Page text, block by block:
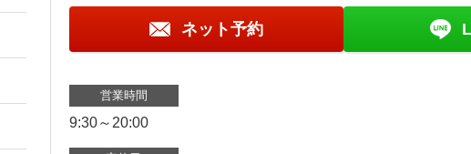
ネット予約
営業時間
9:30～20:00